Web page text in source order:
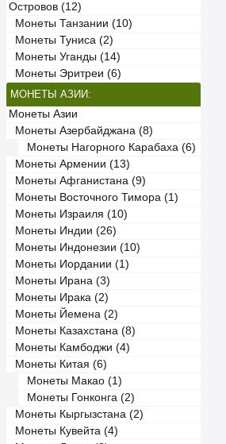
Островов (12)
Монеты Танзании (10)
Монеты Туниса (2)
Монеты Уганды (14)
Монеты Эритреи (6)
МОНЕТЫ АЗИИ:
Монеты Азии
Монеты Азербайджана (8)
Монеты Нагорного Карабаха (6)
Монеты Армении (13)
Монеты Афганистана (9)
Монеты Восточного Тимора (1)
Монеты Израиля (10)
Монеты Индии (26)
Монеты Индонезии (10)
Монеты Иордании (1)
Монеты Ирана (3)
Монеты Ирака (2)
Монеты Йемена (2)
Монеты Казахстана (8)
Монеты Камбоджи (4)
Монеты Китая (6)
Монеты Макао (1)
Монеты Гонконга (2)
Монеты Кыргызстана (2)
Монеты Кувейта (4)